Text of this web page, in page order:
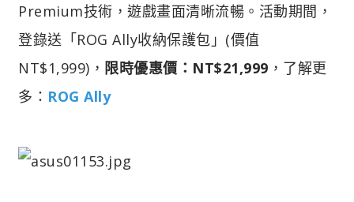
Premium技術，遊戲畫面清晰流暢。活動期間，
登錄送「ROG Ally收納保護包」(價值
NT$1,999)， 限時優惠價：NT$21,999 ，了解更
多： ROG Ally